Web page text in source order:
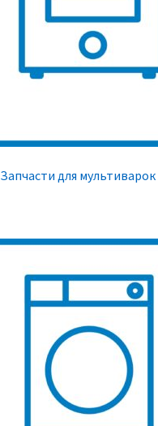
Запчасти для мультиварок